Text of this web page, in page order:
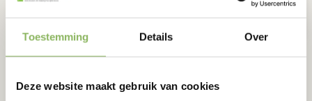
Toestemming Details Over
Deze website maakt gebruik van cookies
Sport kunstgras